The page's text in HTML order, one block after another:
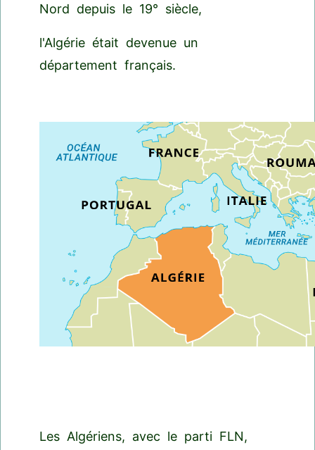
Nord depuis le 19° siècle,
l'Algérie était devenue un
département français.
Les Algériens, avec le parti FLN,